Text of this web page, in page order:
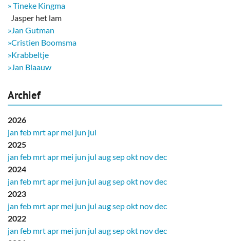
» Tineke Kingma
​ Jasper het lam
»Jan Gutman
»Cristien Boomsma
»Krabbeltje
»Jan Blaauw
Archief
2026
jan feb mrtapr mei jun jul
2025
jan feb mrtapr mei jun jul augsepokt novdec
2024
jan feb mrtapr mei jun jul augsepokt novdec
2023
jan feb mrtapr mei jun jul augsepokt novdec
2022
jan feb mrtapr mei jun jul augsepokt novdec